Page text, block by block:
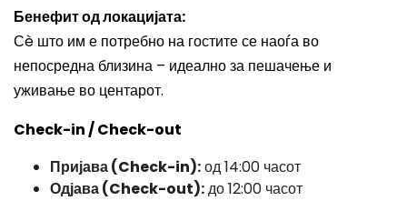
Бенефит од локацијата:
Сè што им е потребно на гостите се наоѓа во
непосредна близина – идеално за пешачење и
уживање во центарот.
Check-in / Check-out
Пријава (Check-in):од 14:00 часот
Одјава (Check-out):до 12:00 часот